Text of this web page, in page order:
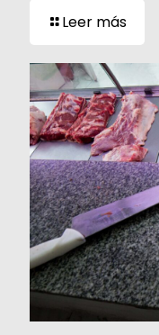
Leer más